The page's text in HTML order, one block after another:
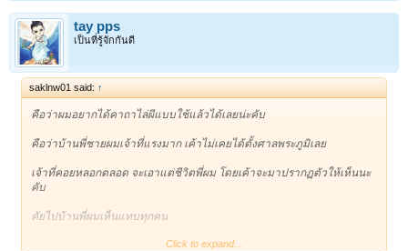
tay pps
เป็นที่รู้จักกันดี
saklnw01 said: ↑
คือว่าผมอยากได้คาถาไล่ผีแบบใช้แล้วได้เลยน่ะคับ
คือว่าบ้านพี่ชายผมเจ้าที่แรงมาก เค้าไม่เคยได้ตั้งศาลพระภูมิเลย
เจ้าที่คอยหลอกตลอด จะเอาแต่ชีวิตพี่ผม โดยเค้าจะมาปรากฏตัวให้เห็นนะ
คับ
คัยไปบ้านพี่ผมเห็นแทบทุกคน
เมื่อปีใหม่ที่ผ่านมานี้เล่นซะบ้านพี่ผมไฟไหม้เลย
Click to expand...